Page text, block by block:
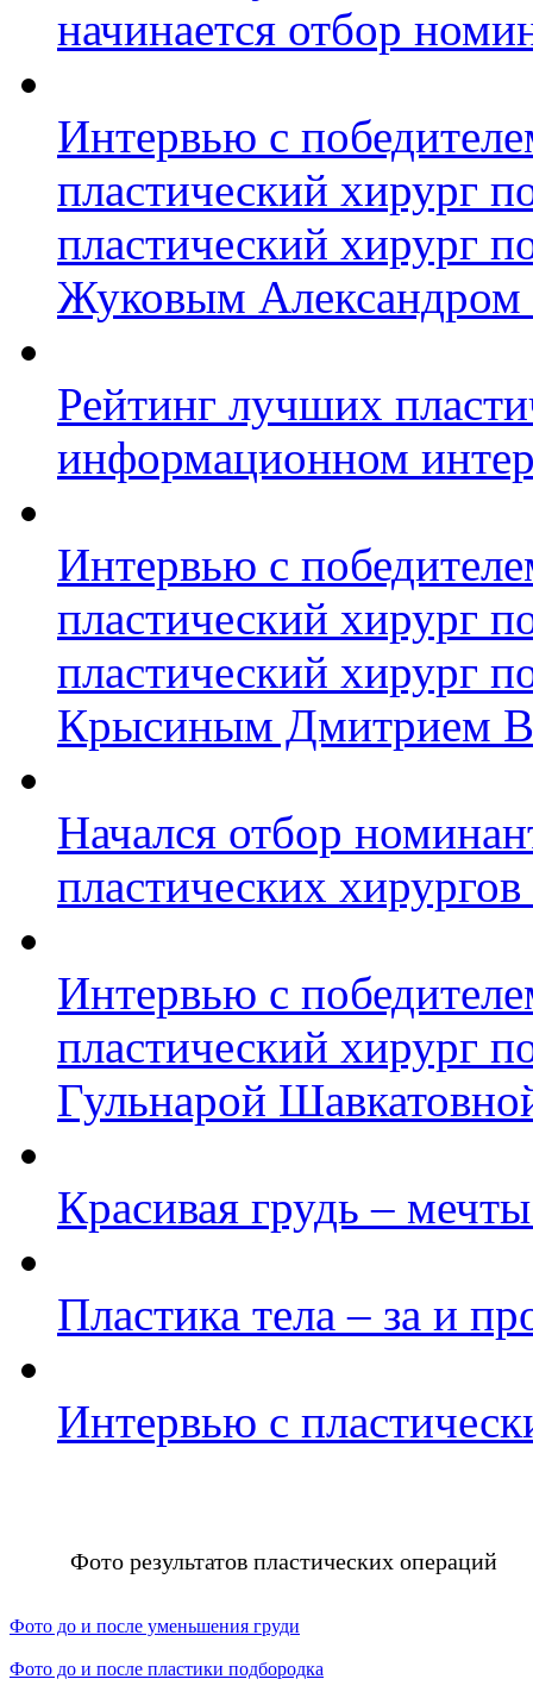
начинается отбор
Интервью с
пластический хирург
пластический хирург
Жуковым
Рейтинг лучших
информационном
Интервью с
пластический хирург
пластический хирург
Крысиным Дмитрием
Начался отбор
пластических
Интервью с
пластический хирург
Гульнарой
Красивая грудь –
Пластика тела – за и
Интервью с
Фото результатов пластических операций
Фото до и после уменьшения груди
Фото до и после пластики подбородка